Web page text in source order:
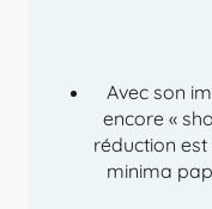
Avec son
encore «
réduction
minima